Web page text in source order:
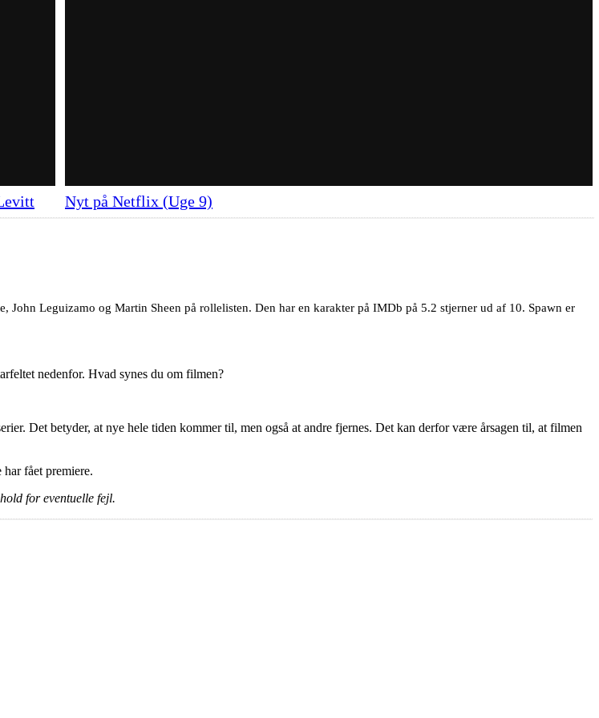
Nyt på Netflix (Uge 9)
Leguizamo og Martin Sheen på rollelisten. Den har en karakter på IMDb på 5.2 stjerner ud af 10. Spawn er
nedenfor. Hvad synes du om filmen?
Det betyder, at nye hele tiden kommer til, men også at andre fjernes. Det kan derfor være årsagen til, at filmen
fået premiere.
for eventuelle fejl.